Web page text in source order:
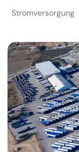
Stromversorgung